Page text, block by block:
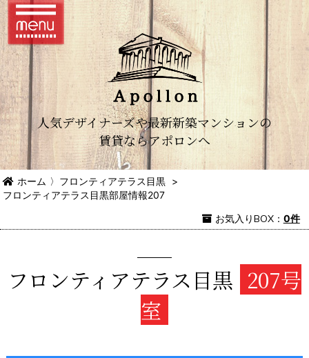
人気デザイナーズや最新新築マンションの
賃貸ならアポロンへ
ホーム 〉 フロンティアテラス目黒 >
フロンティアテラス目黒部屋情報207
お気入りBOX： 0件
フロンティアテラス目黒 207号
室